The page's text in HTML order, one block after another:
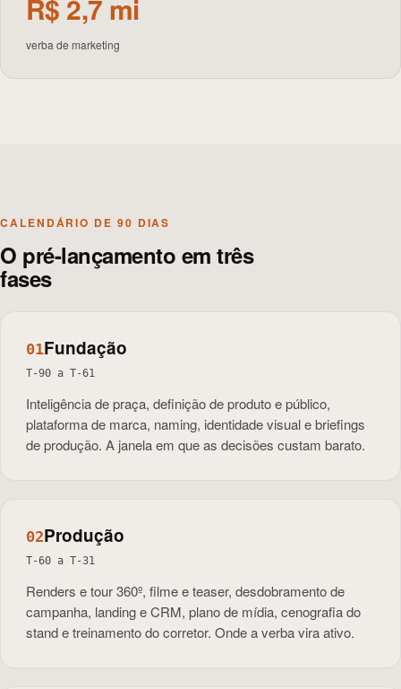
R$ 2,7 mi
verba de marketing
CALENDÁRIO DE 90 DIAS
O pré-lançamento em três
fases
01Fundação
T-90 a T-61
Inteligência de praça, definição de produto e público,
plataforma de marca, naming, identidade visual e briefings
de produção. A janela em que as decisões custam barato.
02Produção
T-60 a T-31
Renders e tour 360º, filme e teaser, desdobramento de
campanha, landing e CRM, plano de mídia, cenografia do
stand e treinamento do corretor. Onde a verba vira ativo.